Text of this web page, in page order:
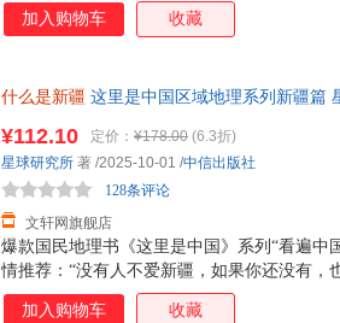
诗和远方 的标签，新疆却书写着更壮阔的答
光滤镜， 五重海 维度探寻新疆的过去、现在
加入购物车 收藏
什么是新疆 这里是中国区域地理系列新疆篇
爆款国民地理书《这里是中国》系列“看遍中
情推荐：“没有人不爱新疆，如果你还没有
简一部 新疆各民族2600 万同胞 书写的交融
¥112.10 定价： ¥178.00 (6.3折)
文轩网旗舰店
128条评论
星球研究所 著 /2025-10-01 /中信出版社
加入购物车 收藏